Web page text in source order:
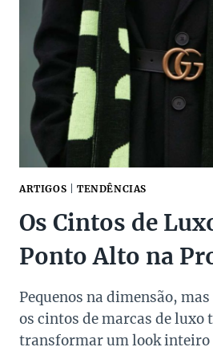
DE
DEDOS
ARTIGOS TENDÊNCIAS
Os Cintos de
Ponto Alto na
Pequenos na dimensão,
os cintos de marcas de luxo
transformar um look inteiro